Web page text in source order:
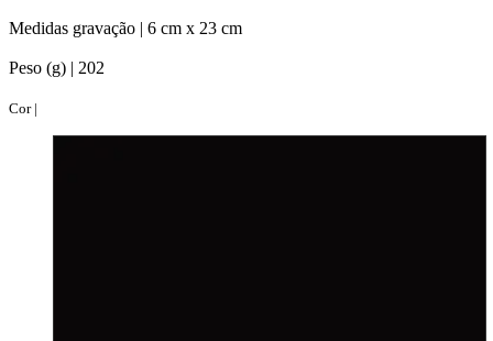
Medidas gravação | 6 cm x 23 cm
Peso (g) | 202
Cor |